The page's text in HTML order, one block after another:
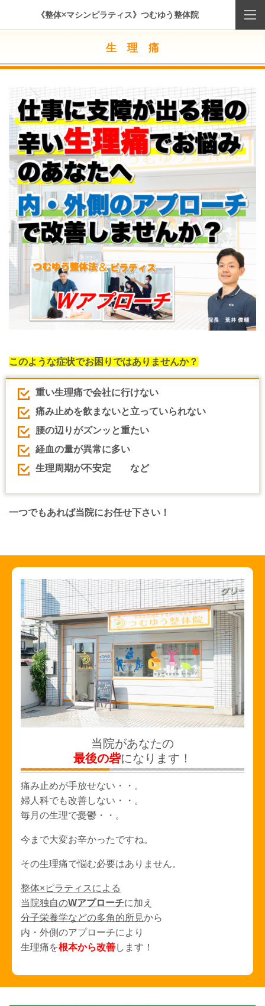
《整体×マシンピラティス》つむゆう整体院
生 理 痛
このような症状でお困りではありませんか？
重い生理痛で会社に行けない
痛み止めを飲まないと立っていられない
腰の辺りがズンッと重たい
経血の量が異常に多い
生理周期が不安定 など
一つでもあれば当院にお任せ下さい！
当院があなたの
最後の砦になります！
痛み止めが手放せない・・。
婦人科でも改善しない・・。
毎月の生理で憂鬱・・。
今まで大変お辛かったですね。
その生理痛で悩む必要はありません。
整体×ピラティスによる
当院独自のWアプローチに加え
分子栄養学などの多角的所見から
内・外側のアプローチにより
生理痛を根本から改善します！